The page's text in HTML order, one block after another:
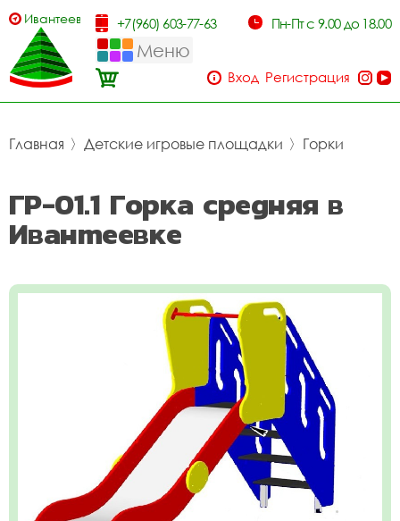
Ивантеевка +7(960) 603-77-63 Пн-Пт с 9.00 до 18.00
Меню
Вход Регистрация
Главная 〉 Детские игровые площадки 〉 Горки
ГР-01.1 Горка средняя в
Ивантеевке